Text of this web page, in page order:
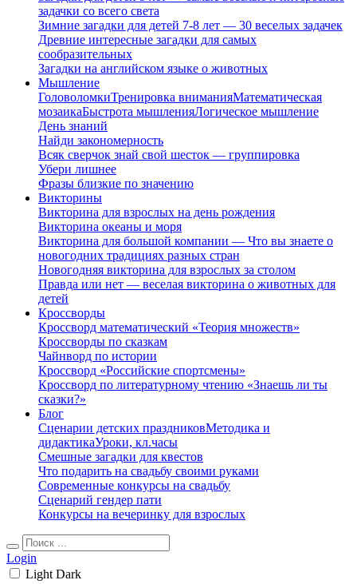
задачки со всего света
Зимние загадки для детей 7-8 лет — 30 веселых задачек
Древние интересные загадки для самых
сообразительных
Загадки на английском языке о животных
Мышление
ГоловоломкиТренировка вниманияМатематическая
мозаикаБыстрота мышленияЛогическое мышление
День знаний
Найди закономерность
Всяк сверчок знай свой шесток — группировка
Убери лишнее
Фразы близкие по значению
Викторины
Викторина для взрослых на день рождения
Викторина океаны и моря
Викторина для большой компании — Что вы знаете о
новогодних традициях разных стран
Новогодняя викторина для взрослых за столом
Правда или нет — веселая викторина о животных для
детей
Кроссворды
Кроссворд математический «Теория множеств»
Кроссворды по сказкам
Чайнворд по истории
Кроссворд «Российские спортсмены»
Кроссворд по литературному чтению «Знаешь ли ты
сказки?»
Блог
Сценарии детских праздниковМетодика и
дидактикаУроки, кл.часы
Смешные загадки для квестов
Что подарить на свадьбу своими руками
Современные конкурсы на свадьбу
Сценарий гендер пати
Конкурсы на вечеринку для взрослых
Login
Light Dark